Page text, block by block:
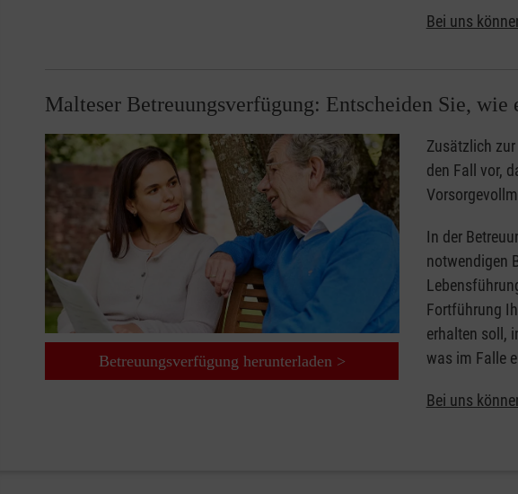
Bei uns
Malteser Betreuungsverfügung: Entscheiden Sie,
Betreuungsverfügung herunterladen >
Zusätzlich
den Fall vor,
In der
notwendigen
Fortführung
erhalten soll,
was im Falle
Bei uns